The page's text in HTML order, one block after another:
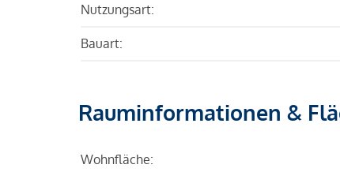
Nutzungsart:
Bauart:
Rauminformationen &
Wohnfläche: